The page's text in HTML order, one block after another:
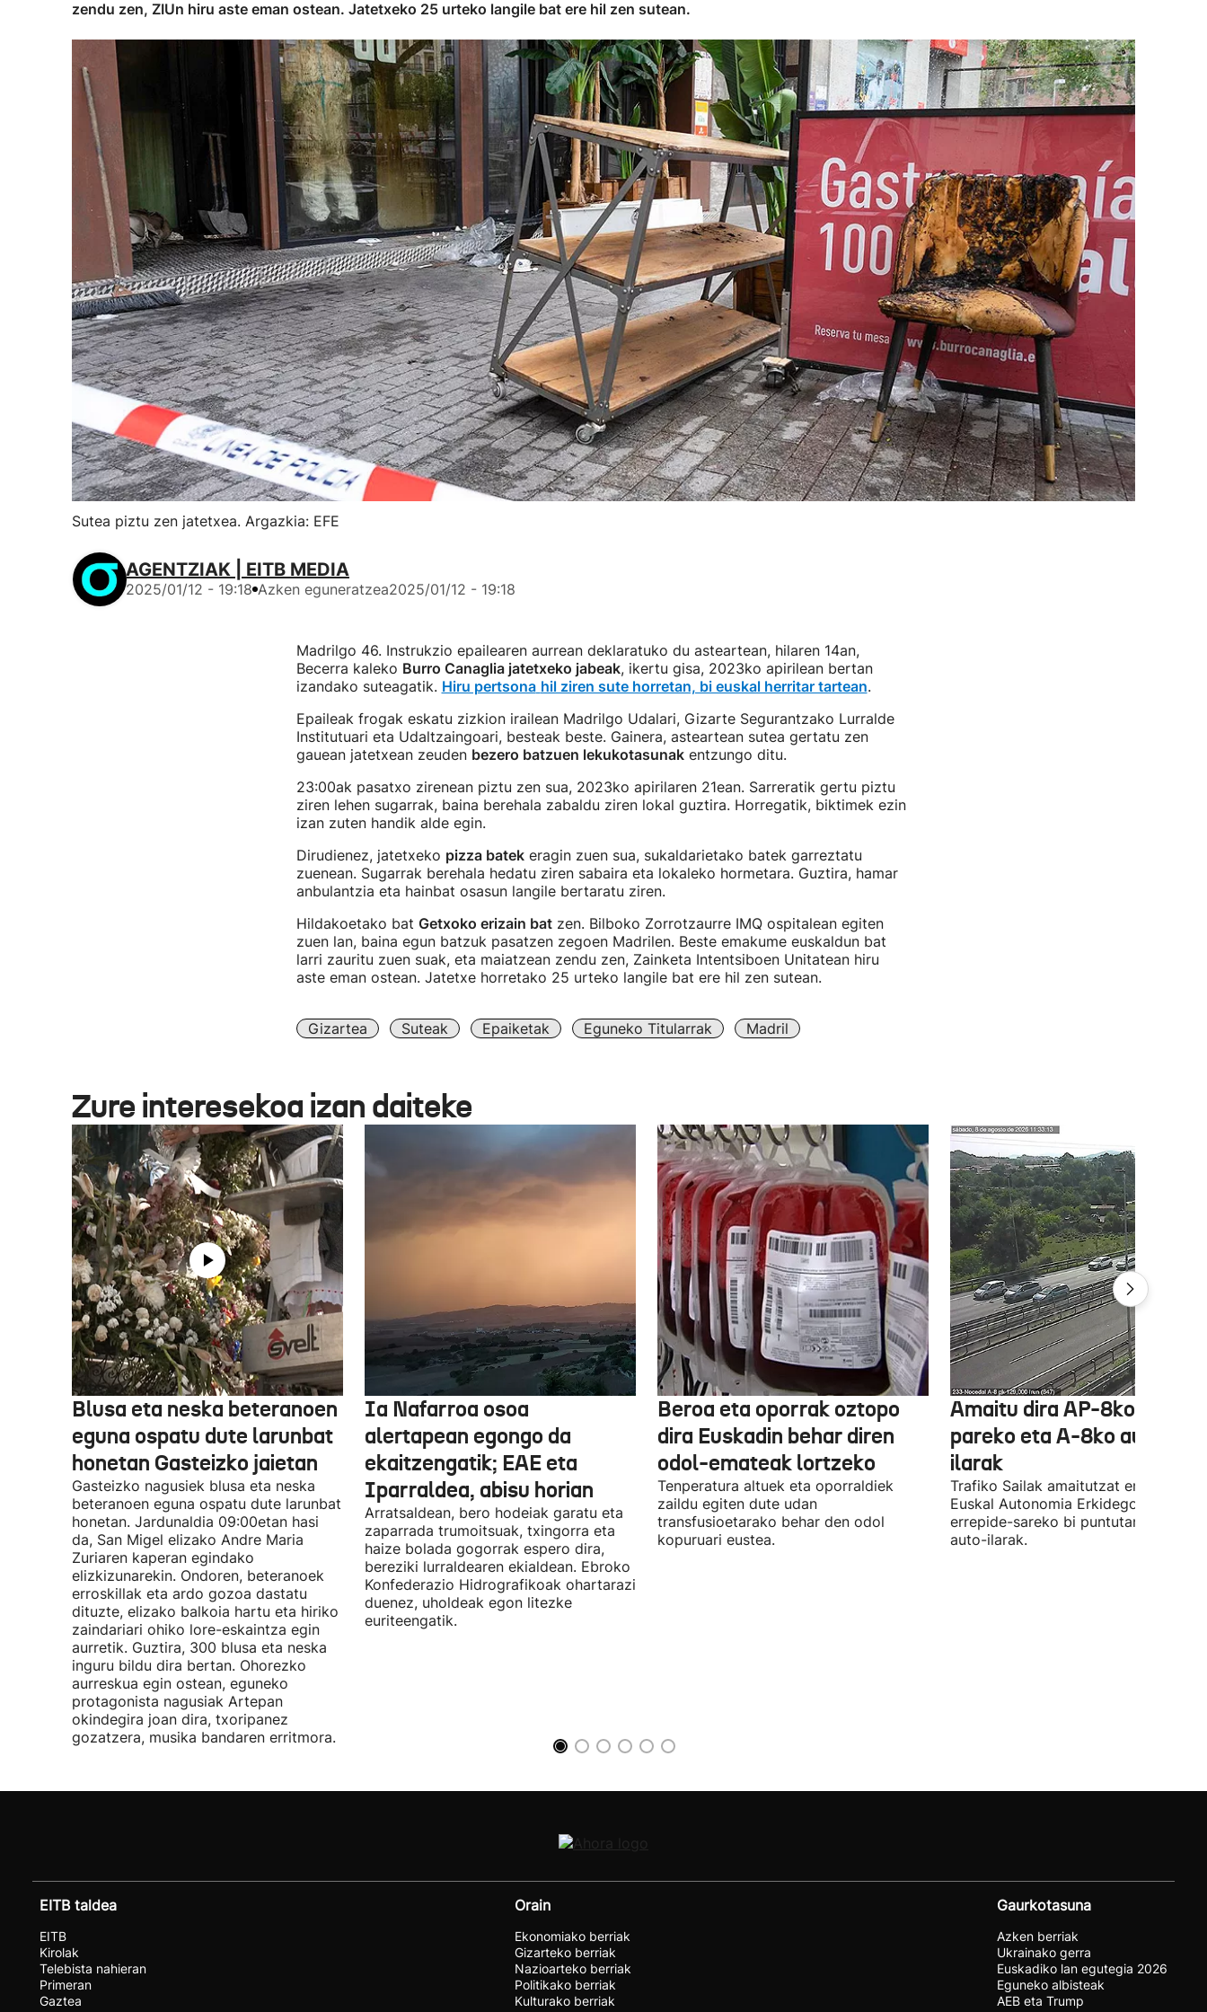
zendu zen, ZIUn hiru aste eman ostean. Jatetxeko 25 urteko langile bat ere hil zen sutean.
Sutea piztu zen jatetxea. Argazkia: EFE
AGENTZIAK | EITB MEDIA
2025/01/12 - 19:18 Azken eguneratzea2025/01/12 - 19:18
Madrilgo 46. Instrukzio epailearen aurrean deklaratuko du asteartean, hilaren 14an,
Becerra kaleko Burro Canaglia jatetxeko jabeak, ikertu gisa, 2023ko apirilean bertan
izandako suteagatik. Hiru pertsona hil ziren sute horretan, bi euskal herritar tartean.
Epaileak frogak eskatu zizkion irailean Madrilgo Udalari, Gizarte Segurantzako Lurralde
Institutuari eta Udaltzaingoari, besteak beste. Gainera, asteartean sutea gertatu zen
gauean jatetxean zeuden bezero batzuen lekukotasunakentzungo ditu.
23:00ak pasatxo zirenean piztu zen sua, 2023ko apirilaren 21ean. Sarreratik gertu piztu
ziren lehen sugarrak, baina berehala zabaldu ziren lokal guztira. Horregatik, biktimek ezin
izan zuten handik alde egin.
Dirudienez, jatetxeko pizza batekeragin zuen sua, sukaldarietako batek garreztatu
zuenean. Sugarrak berehala hedatu ziren sabaira eta lokaleko hormetara. Guztira, hamar
anbulantzia eta hainbat osasun langile bertaratu ziren.
Hildakoetako bat Getxoko erizain batzen. Bilboko Zorrotzaurre IMQ ospitalean egiten
zuen lan, baina egun batzuk pasatzen zegoen Madrilen. Beste emakume euskaldun bat
larri zauritu zuen suak, eta maiatzean zendu zen, Zainketa Intentsiboen Unitatean hiru
aste eman ostean. Jatetxe horretako 25 urteko langile bat ere hil zen sutean.
Gizartea Suteak Epaiketak Eguneko Titularrak Madril
Zure interesekoa izan daiteke
Blusa eta neska beteranoen
eguna ospatu dute larunbat
honetan Gasteizko jaietan
Gasteizko nagusiek blusa eta neska
beteranoen eguna ospatu dute larunbat
honetan. Jardunaldia 09:00etan hasi
da, San Migel elizako Andre Maria
Zuriaren kaperan egindako
elizkizunarekin. Ondoren, beteranoek
erroskillak eta ardo gozoa dastatu
dituzte, elizako balkoia hartu eta hiriko
zaindariari ohiko lore-eskaintza egin
aurretik. Guztira, 300 blusa eta neska
inguru bildu dira bertan. Ohorezko
aurreskua egin ostean, eguneko
protagonista nagusiak Artepan
okindegira joan dira, txoripanez
gozatzera, musika bandaren erritmora.
Ia Nafarroa osoa
alertapean egongo da
ekaitzengatik; EAE eta
Iparraldea, abisu horian
Arratsaldean, bero hodeiak garatu eta
zaparrada trumoitsuak, txingorra eta
haize bolada gogorrak espero dira,
bereziki lurraldearen ekialdean. Ebroko
Konfederazio Hidrografikoak ohartarazi
duenez, uholdeak egon litezke
euriteengatik.
Beroa eta oporrak oztopo
dira Euskadin behar diren
odol-emateak lortzeko
Tenperatura altuek eta oporraldiek
zaildu egiten dute udan
transfusioetarako behar den odol
kopuruari eustea.
Amaitu dira AP-8ko Irun
pareko eta A-8ko auto-
ilarak
Trafiko Sailak amaitutzat eman ditu
Euskal Autonomia Erkidegoko
errepide-sareko bi puntutan
auto-ilarak.
EITB taldea
EITB
Kirolak
Telebista nahieran
Primeran
Gaztea
Orain
Ekonomiako berriak
Gizarteko berriak
Nazioarteko berriak
Politikako berriak
Kulturako berriak
Gaurkotasuna
Azken berriak
Ukrainako gerra
Euskadiko lan egutegia 2026
Eguneko albisteak
AEB eta Trump